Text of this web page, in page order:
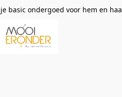
basic ondergoed voor hem en